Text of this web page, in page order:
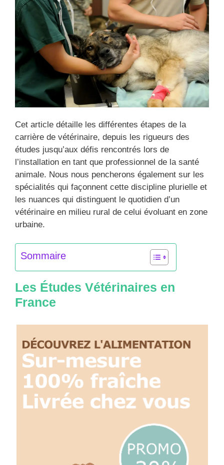
Cet article détaille les différentes étapes de la
carrière de vétérinaire, depuis les rigueurs des
études jusqu’aux défis rencontrés lors de
l’installation en tant que professionnel de la santé
animale. Nous nous pencherons également sur les
spécialités qui façonnent cette discipline plurielle et
les nuances qui distinguent le quotidien d’un
vétérinaire en milieu rural de celui évoluant en zone
urbaine.
Sommaire
Les Études Vétérinaires en
France